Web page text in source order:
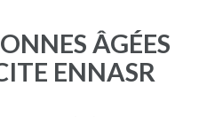
ÂGÉES
ENNASR